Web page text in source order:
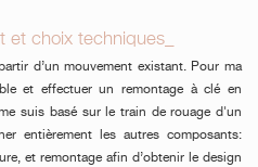
et choix techniques_
d’un mouvement existant. Pour ma
et effectuer un remontage à clé en
suis basé sur le train de rouage d'un
entièrement les autres composants:
et remontage afin d’obtenir le design